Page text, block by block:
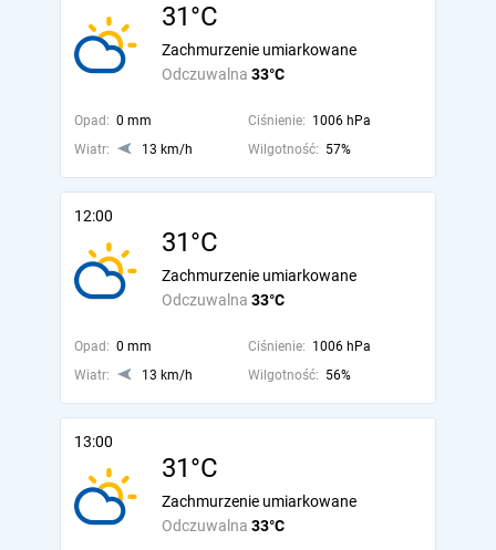
31°C
Odczuwalna 33°C
Zachmurzenie umiarkowane
Opad: 0 mm Ciśnienie: 1006 hPa
Wiatr:
13 km/h Wilgotność: 57%
12:00
31°C
Odczuwalna 33°C
Zachmurzenie umiarkowane
Opad: 0 mm Ciśnienie: 1006 hPa
Wiatr:
13 km/h Wilgotność: 56%
13:00
31°C
Odczuwalna 33°C
Zachmurzenie umiarkowane